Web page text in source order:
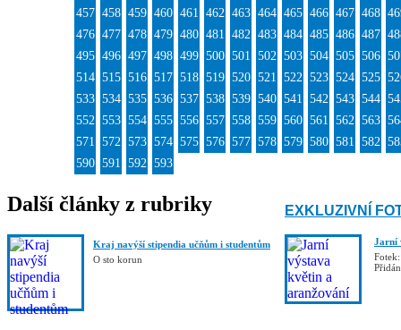
457 458 459 460 461 462 463 464 465 466 467 468
476 477 478 479 480 481 482 483 484 485 486 487
495 496 497 498 499 500 501 502 503 504 505 506
514 515 516 517 518 519 520 521 522 523 524 525
533 534 535 536 537 538 539 540 541 542 543 544
552 553 554 555 556 557 558 559 560 561 562 563
571 572 573 574 575 576 577 578 579 580 581 582
590 591 592 593
Další články z rubriky
Kraj navýší stipendia učňům i studentům
O sto korun
EXKLUZIVNÍ
Jarní